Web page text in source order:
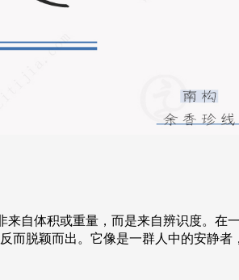
来自体积或重量，而是来自辨识度。在
而脱颖而出。它像是一群人中的安静者